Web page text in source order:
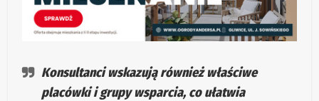
Konsultanci wskazują również właściwe
placówki i grupy wsparcia, co ułatwia